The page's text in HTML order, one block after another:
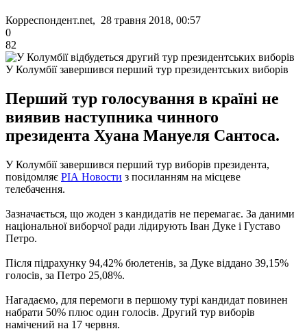
Корреспондент.net, 28 травня 2018, 00:57
0
82
У Колумбії завершився перший тур президентських виборів
Перший тур голосування в країні не
виявив наступника чинного
президента Хуана Мануеля Сантоса.
У Колумбії завершився перший тур виборів президента,
повідомляє РІА Новости з посиланням на місцеве
телебачення.
Зазначається, що жоден з кандидатів не перемагає. За даними
національної виборчої ради лідирують Іван Дуке і Густаво
Петро.
Після підрахунку 94,42% бюлетенів, за Дуке віддано 39,15%
голосів, за Петро 25,08%.
Нагадаємо, для перемоги в першому турі кандидат повинен
набрати 50% плюс один голосів. Другий тур виборів
намічений на 17 червня.